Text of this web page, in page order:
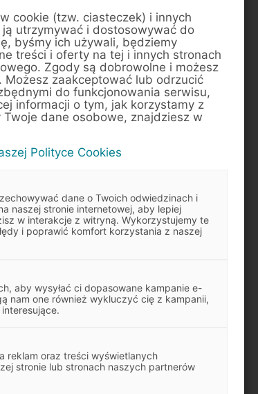
do firmy – jaki
cookie (tzw. ciasteczek) i innych
utrzymywać i dostosowywać do
byśmy ich używali, będziemy
treści i oferty na tej i innych stronach
Zgody są dobrowolne i możesz
zaakceptować lub odrzucić
do funkcjonowania serwisu,
informacji o tym, jak korzystamy z
dane osobowe, znajdziesz w
Polityce Cookies
dane o Twoich odwiedzinach i
naszej stronie internetowej, aby lepiej
w interakcje z witryną. Wykorzystujemy te
i poprawić komfort korzystania z naszej
aby wysyłać ci dopasowane kampanie e-
nam one również wykluczyć cię z kampanii,
reklam oraz treści wyświetlanych
stronie lub stronach naszych partnerów